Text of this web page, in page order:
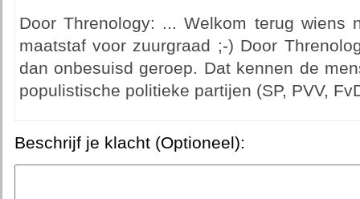
Door Threnology: ... Welkom terug wiens
maatstaf voor zuurgraad ;-) Door
dan onbesuisd geroep. Dat kennen de
populistische politieke partijen (SP, PVV,
Beschrijf je klacht (Optioneel):